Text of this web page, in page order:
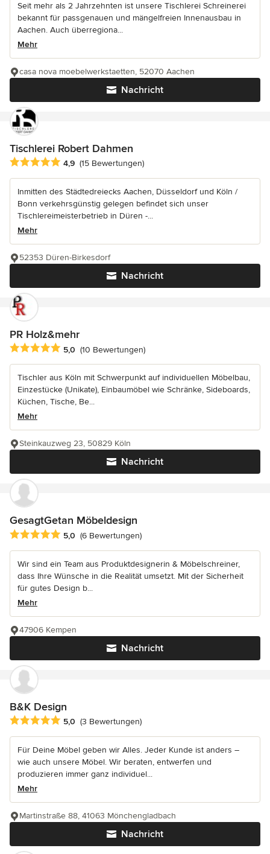
Seit mehr als 2 Jahrzehnten ist unsere Tischlerei Schreinerei
bekannt für passgenauen und mängelfreien Innenausbau in
Aachen. Auch überregiona...
Mehr
Nachricht
casa nova moebelwerkstaetten, 52070 Aachen
Tischlerei Robert Dahmen
Durchschnittliche Bewertung: 4.9 von 5 Sternen
4,9 (15 Bewertungen)
Inmitten des Städtedreiecks Aachen, Düsseldorf und Köln /
Bonn verkehrsgünstig gelegen befindet sich unser
Tischlereimeisterbetrieb in Düren -...
Mehr
Nachricht
52353 Düren-Birkesdorf
PR Holz&mehr
Durchschnittliche Bewertung: 5 von 5 Sternen
5,0 (10 Bewertungen)
Tischler aus Köln mit Schwerpunkt auf individuellen Möbelbau,
Einzestücke (Unikate), Einbaumöbel wie Schränke, Sideboards,
Küchen, Tische, Be...
Mehr
Nachricht
Steinkauzweg 23, 50829 Köln
GesagtGetan Möbeldesign
Durchschnittliche Bewertung: 5 von 5 Sternen
5,0 (6 Bewertungen)
Wir sind ein Team aus Produktdesignerin & Möbelschreiner,
dass Ihre Wünsche in die Realität umsetzt. Mit der Sicherheit
für gutes Design b...
Mehr
Nachricht
47906 Kempen
B&K Design
Durchschnittliche Bewertung: 5 von 5 Sternen
5,0 (3 Bewertungen)
Für Deine Möbel geben wir Alles. Jeder Kunde ist anders –
wie auch unsere Möbel. Wir beraten, entwerfen und
produzieren immer ganz individuel...
Mehr
Nachricht
Martinstraße 88, 41063 Mönchengladbach